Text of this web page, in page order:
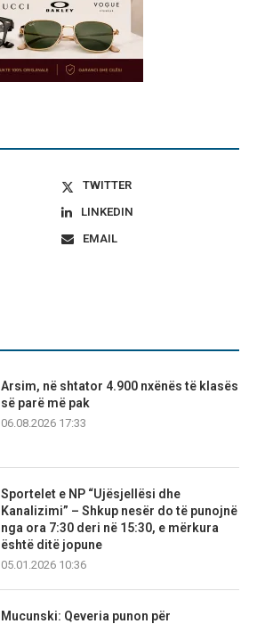
TWITTER
LINKEDIN
EMAIL
Arsim, në shtator 4.900 nxënës të klasës
së parë më pak
06.08.2026 17:33
Sportelet e NP “Ujësjellësi dhe
Kanalizimi” – Shkup nesër do të punojnë
nga ora 7:30 deri në 15:30, e mërkura
është ditë jopune
05.01.2026 10:36
Mucunski: Qeveria punon për